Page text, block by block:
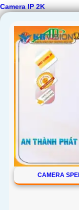
Camera IP 2K
CAMERA